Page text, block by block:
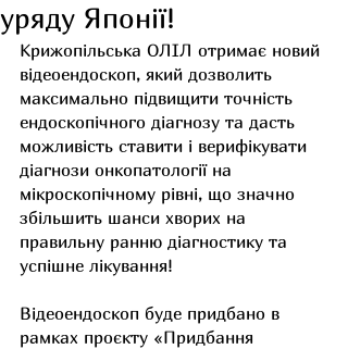
уряду Японії!
Крижопільська ОЛІЛ отримає новий
відеоендоскоп, який дозволить
максимально підвищити точність
ендоскопічного діагнозу та дасть
можливість ставити і верифікувати
діагнози онкопатології на
мікроскопічному рівні, що значно
збільшить шанси хворих на
правильну ранню діагностику та
успішне лікування!
Відеоендоскоп буде придбано в
рамках проєкту «Придбання